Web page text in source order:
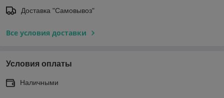
Доставка "Самовывоз"
Все условия доставки
Условия оплаты
Наличными